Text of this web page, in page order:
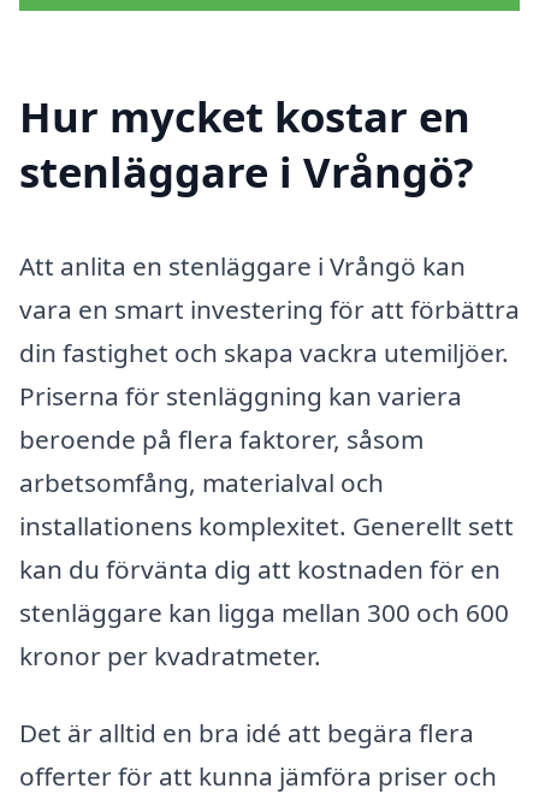
Hur mycket kostar en
stenläggare i Vrångö?
Att anlita en stenläggare i Vrångö kan
vara en smart investering för att förbättra
din fastighet och skapa vackra utemiljöer.
Priserna för stenläggning kan variera
beroende på flera faktorer, såsom
arbetsomfång, materialval och
installationens komplexitet. Generellt sett
kan du förvänta dig att kostnaden för en
stenläggare kan ligga mellan 300 och 600
kronor per kvadratmeter.
Det är alltid en bra idé att begära flera
offerter för att kunna jämföra priser och